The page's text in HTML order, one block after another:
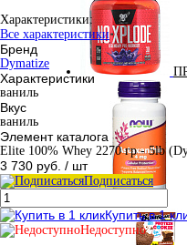
Характеристики:
Все характеристики
Бренд
Dymatize
Характеристики
ваниль
Вкус
ваниль
Элемент каталога
Elite 100% Whey 2270 гр - 5lb
3 730 руб. / шт
Подписаться
Купить в 1
Недоступно